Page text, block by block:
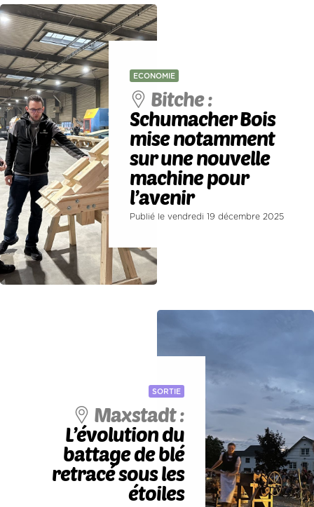
ECONOMIE
Bitche :
Schumacher Bois
mise notamment
sur une nouvelle
machine pour
l’avenir
Publié le vendredi 19 décembre 2025
SORTIE
Maxstadt :
L’évolution du
battage de blé
retracé sous les
étoiles